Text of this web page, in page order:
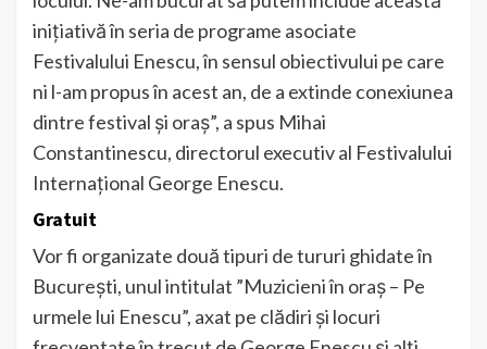
inițiativă în seria de programe asociate
Festivalului Enescu, în sensul obiectivului pe care
ni l-am propus în acest an, de a extinde conexiunea
dintre festival și oraș”, a spus Mihai
Constantinescu, directorul executiv al Festivalului
Internațional George Enescu.
Gratuit
Vor fi organizate două tipuri de tururi ghidate în
București, unul intitulat ”Muzicieni în oraș – Pe
urmele lui Enescu”, axat pe clădiri și locuri